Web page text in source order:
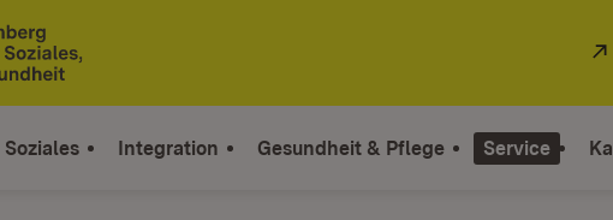
Soziales Integration Gesundheit & Pflege Service